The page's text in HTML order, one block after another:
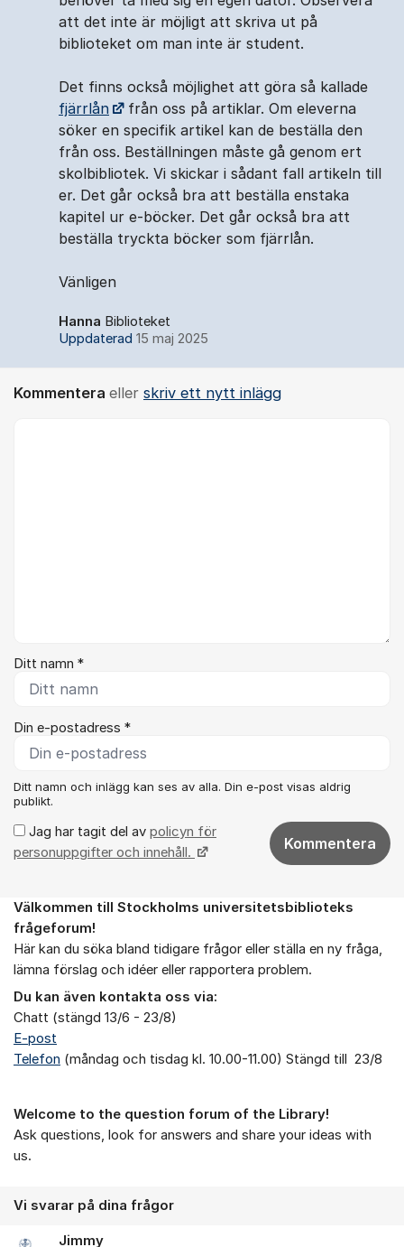
att det inte är möjligt att skriva ut på
biblioteket om man inte är student.
Det finns också möjlighet att göra så kallade
fjärrlån
från oss på artiklar. Om eleverna
söker en specifik artikel kan de beställa den
från oss. Beställningen måste gå genom ert
skolbibliotek. Vi skickar i sådant fall artikeln till
er. Det går också bra att beställa enstaka
kapitel ur e-böcker. Det går också bra att
beställa tryckta böcker som fjärrlån.
Vänligen
Hanna Biblioteket
Uppdaterad 15 maj 2025
Kommentera eller skriv ett nytt inlägg
Ditt namn *
Din e-postadress *
Ditt namn och inlägg kan ses av alla. Din e-post visas aldrig
publikt.
Jag har tagit del av policyn för
personuppgifter och innehåll.
Kommentera
Om forumet
Välkommen till Stockholms universitetsbiblioteks
frågeforum!
Här kan du söka bland tidigare frågor eller ställa en ny fråga,
lämna förslag och idéer eller rapportera problem.
Du kan även kontakta oss via:
Chatt (stängd 13/6 - 23/8)
E-post
Telefon (måndag och tisdag kl. 10.00-11.00) Stängd till 23/8
Welcome to the question forum of the Library!
Ask questions, look for answers and share your ideas with
us.
Vi svarar på dina frågor
Jimmy